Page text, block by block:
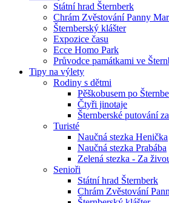
Státní hrad Šternberk
Chrám Zvěstování Panny
Šternberský klášter
Expozice času
Ecce Homo Park
Průvodce památkami ve
Tipy na výlety
Rodiny s dětmi
Pěškobusem po
Čtyři jinotaje
Šternberské putování
Turisté
Naučná stezka Henička
Naučná stezka Prabába
Zelená stezka - Za
Senioři
Státní hrad Šternberk
Chrám Zvěstování